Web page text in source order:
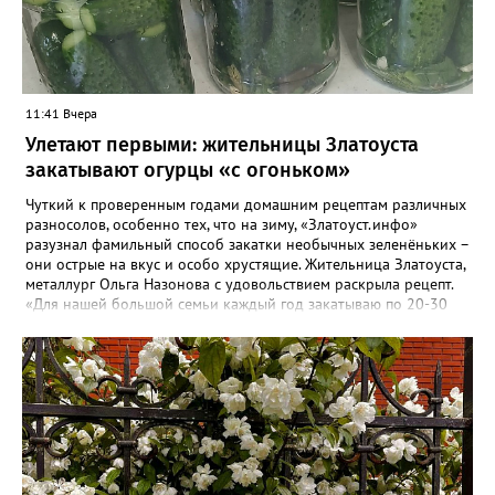
них в раю. А рядом с тобой в ритме морока Баюкает Кот Баюн.
11:41 Вчера
Улетают первыми: жительницы Златоуста
закатывают огурцы «с огоньком»
Чуткий к проверенным годами домашним рецептам различных
разносолов, особенно тех, что на зиму, «Златоуст.инфо»
разузнал фамильный способ закатки необычных зеленёньких –
они острые на вкус и особо хрустящие. Жительница Златоуста,
металлург Ольга Назонова с удовольствием раскрыла рецепт.
«Для нашей большой семьи каждый год закатываю по 20-30
улетают со стола первыми, а гости неизменно просят рецепт, -
отметила Ольга. – Несмотря на это неласковое лето, парники
уже полны огурцов. Запаситесь любым недорогим острым
кетчупом и попробуйте наш семейный рецепт. Дети называют
его «Бомбяо». Первое, советует Ольга, - замачиваем огурцы в
воде на 2-3 часа. Тщательно моем и обрезаем «попки». На дно
литровой банки кладём листья хрена, укроп, чеснок, лавровый
лист, перец горошком. Для маринада понадобится 1,25 литра